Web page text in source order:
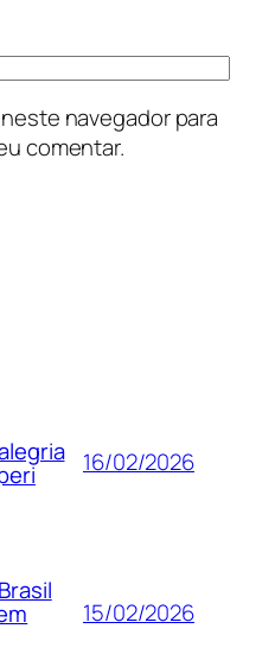
navegador para
comentar.
16/02/2026
15/02/2026